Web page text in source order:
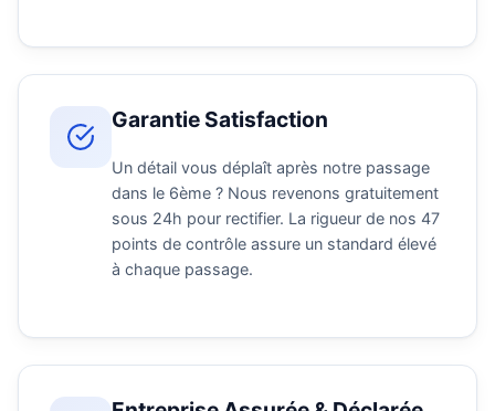
Garantie Satisfaction
Un détail vous déplaît après notre passage
dans le 6ème ? Nous revenons gratuitement
sous 24h pour rectifier. La rigueur de nos 47
points de contrôle assure un standard élevé
à chaque passage.